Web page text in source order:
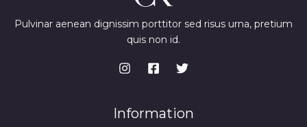
Pulvinar aenean dignissim porttitor sed risus urna, pretium
quis non id.
Information